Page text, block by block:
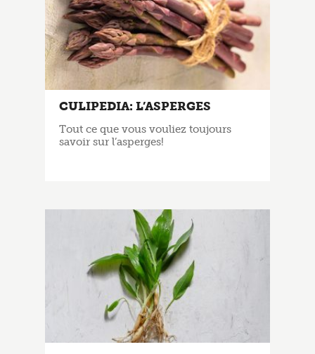
CULIPEDIA: L’ASPERGES
Tout ce que vous vouliez toujours
savoir sur l’asperges!